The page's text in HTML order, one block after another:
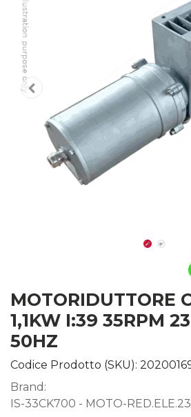
MOTORIDUTTORE
1,1KW I:39 35RPM
50HZ
Codice Prodotto (SKU):
Brand:
IS-33CK700 - MOTO-